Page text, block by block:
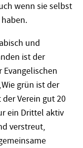
wenn sie selbst
und
ist der
grün ist der
Verein gut 20
ein Drittel aktiv
verstreut,